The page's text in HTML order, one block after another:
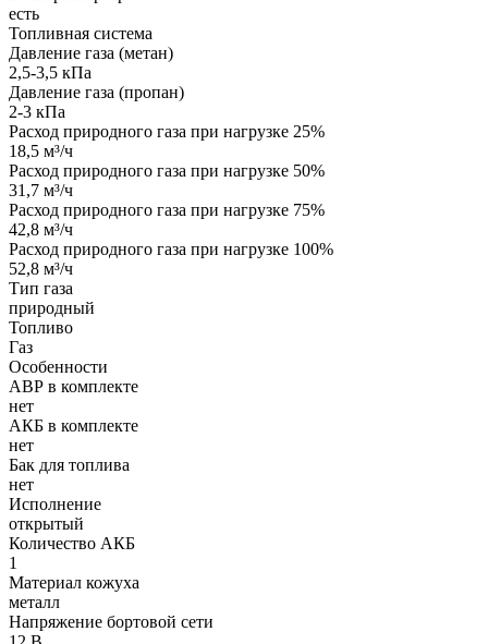
есть
Топливная система
Давление газа (метан)
2,5-3,5 кПа
Давление газа (пропан)
2-3 кПа
Расход природного газа при нагрузке 25%
18,5 м³/ч
Расход природного газа при нагрузке 50%
31,7 м³/ч
Расход природного газа при нагрузке 75%
42,8 м³/ч
Расход природного газа при нагрузке 100%
52,8 м³/ч
Тип газа
природный
Топливо
Газ
Особенности
АВР в комплекте
нет
АКБ в комплекте
нет
Бак для топлива
нет
Исполнение
открытый
Количество АКБ
1
Материал кожуха
металл
Напряжение бортовой сети